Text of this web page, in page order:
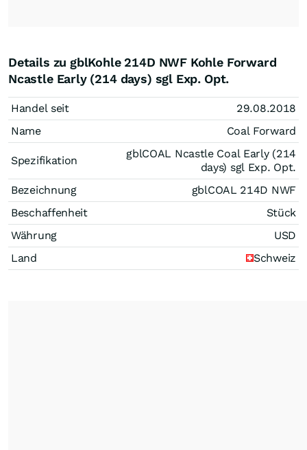
Details zu gblKohle 214D NWF Kohle Forward
Ncastle Early (214 days) sgl Exp. Opt.
Handel seit
29.08.2018
Name
Coal Forward
Spezifikation
gblCOAL Ncastle Coal Early (214
days) sgl Exp. Opt.
Bezeichnung
gblCOAL 214D NWF
Beschaffenheit
Stück
Währung
USD
Land
Schweiz